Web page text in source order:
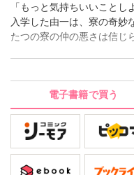
「もっと気持ちいいこと
入学した由一は、寮の奇妙
たつの寮の仲の悪さは信じ
なくなった旧校舎で先輩の
ひとりエッチを手伝わせ
い？」久野坂の大きな手で
て…。急速に久野坂に惹か
て、久野坂が西棟の生徒
顛末は…!?
電子書籍で買う